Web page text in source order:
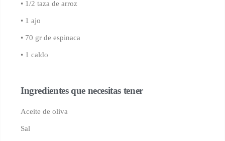
• 1/2 taza de arroz
• 1 ajo
• 70 gr de espinaca
• 1 caldo
Ingredientes que necesitas tener
Aceite de oliva
Sal